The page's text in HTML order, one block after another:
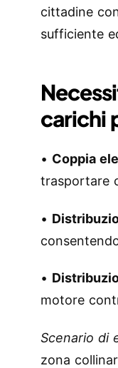
cittadine
sufficiente
carichi
• Coppia
trasportare
•
•
motore
Scenario di
zona